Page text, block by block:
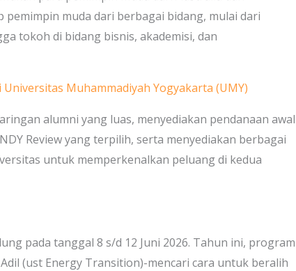
pemimpin muda dari berbagai bidang, mulai dari
tokoh di bidang bisnis, akademisi, dan
Muhammadiyah Yogyakarta (UMY)
alumni yang luas, menyediakan pendanaan awal
Review yang terpilih, serta menyediakan berbagai
untuk memperkenalkan peluang di kedua
pada tanggal 8 s/d 12 Juni 2026. Tahun ini, program
(ust Energy Transition)-mencari cara untuk beralih